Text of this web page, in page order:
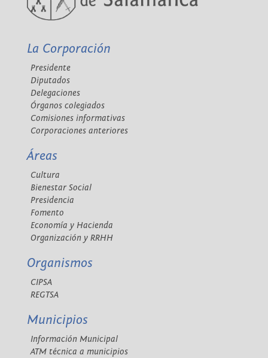
La Corporación
Presidente
Diputados
Delegaciones
Órganos colegiados
Comisiones informativas
Corporaciones anteriores
Áreas
Cultura
Bienestar Social
Presidencia
Fomento
Economía y Hacienda
Organización y RRHH
Organismos
CIPSA
REGTSA
Municipios
Información Municipal
ATM técnica a municipios